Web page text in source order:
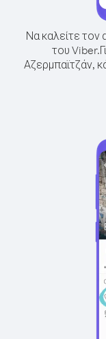
Να καλείτε τον
του Viber.
Αζερμπαϊτζάν,